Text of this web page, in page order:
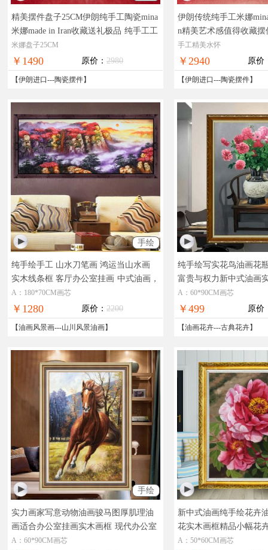
精美摆件盘子25CM伊朗纯手工陶瓷mina
米娜made in Iran收藏送礼极品 纯手工工
艺品伊朗进口中东风格仅此一件
米娜盘子25CM
￥1490 原价： 2980
【伊朗进口---陶瓷摆件】
伊朗传统纯手工米娜
n精美艺术感值得收藏摆
品伊朗进口中东风格仅
手工精美水怀
￥2940 原价
【伊朗进口---陶瓷摆件】
手绘
纯手绘手工 山水刀笔画 鸿运当山水画
实木线条框 客厅办公室挂画 中式油画，
现货图片，在线支付，全国免邮
A：180*70CM画芯
￥1280 原价： 2200
【油画风景画---山川风景油画】
纯手绘写实花鸟油画花
富贵与权力新中式油画
式装饰客厅办公室手绘
A：60*90CM画芯
￥499 原价
【油画花卉---古典花卉】
手绘
实力画家写意动物油画骏马图厚肌理油
画适合办公室挂画实木画框 现代办公室
品质动物油画骏马图
A：60*90CM画芯
新中式油画纯手绘花卉
花实木画框精品小幅花
纯手绘油画新中式玄关
A：50*60CM画芯